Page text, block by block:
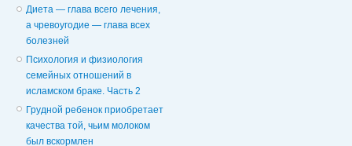
Диета — глава всего лечения,
а чревоугодие — глава всех
болезней
Психология и физиология
семейных отношений в
исламском браке. Часть 2
Грудной ребенок приобретает
качества той, чьим молоком
был вскормлен